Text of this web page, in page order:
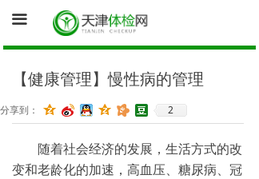
끀
首页
询底价（医院体检中心为您报价）
促销体检卡
体检资讯
健康证体检
【健康管理】慢性病的管理
分享到： 2
随着社会经济的发展，生活方式的改
变和老龄化的加速，高血压、糖尿病、冠